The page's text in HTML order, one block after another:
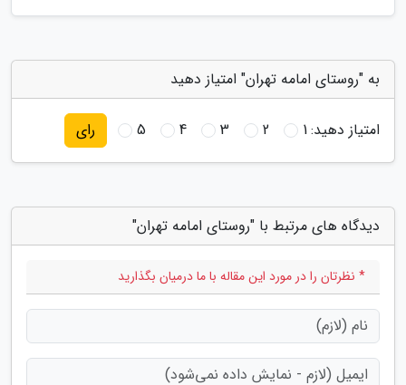
به "روستای امامه تهران" امتیاز دهید
امتیاز دهید:1
2
3
4
5 رای
دیدگاه های مرتبط با "روستای امامه تهران"
* نظرتان را در مورد این مقاله با ما درمیان بگذارید